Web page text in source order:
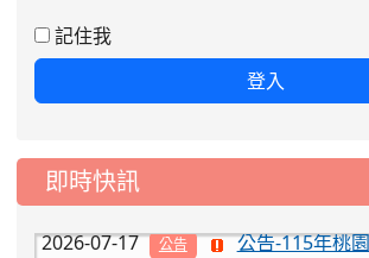
記住我
登入
即時快訊
師甄選簡章
115學年度一、
態編班結果公告
工車輛臨停」一案，請各位用路人留意
2026-07-17
公告-115年桃
游泳比賽楊梅區代表選手 集訓及比賽